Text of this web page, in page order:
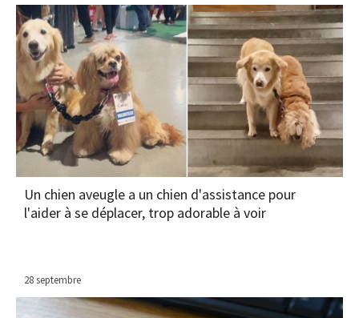
Un chien aveugle a un chien d'assistance pour
l'aider à se déplacer, trop adorable à voir
28 septembre